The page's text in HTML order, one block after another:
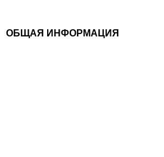
ОБЩАЯ ИНФОРМАЦИЯ